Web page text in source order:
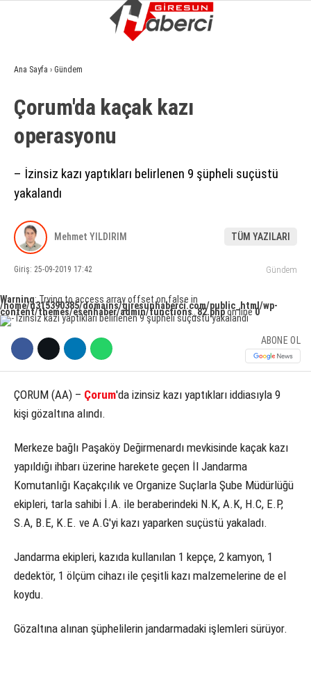
WhatsApp İhbar Hattı
Instagram
GÜNDEM
EKONOMI
SIYASET
ASAYIŞ
SPOR
YAŞAM
SAĞLIK
KÜLTÜR SANAT
Ana Sayfa › Gündem
Çorum'da kaçak kazı
operasyonu
– İzinsiz kazı yaptıkları belirlenen 9 şüpheli suçüstü
yakalandı
Mehmet YILDIRIM TÜM YAZILARI
Giriş: 25-09-2019 17:42 Gündem
Warning: Trying to access array offset on false in
/home/u315390385/domains/giresunhaberci.com/public_html/wp-
content/themes/esenhaber/admin/functions_82.phpon line0
ABONE OL
ÇORUM (AA) – Çorum'da izinsiz kazı yaptıkları iddiasıyla 9
kişi gözaltına alındı.
Merkeze bağlı Paşaköy Değirmenardı mevkisinde kaçak kazı
yapıldığı ihbarı üzerine harekete geçen İl Jandarma
Komutanlığı Kaçakçılık ve Organize Suçlarla Şube Müdürlüğü
ekipleri, tarla sahibi İ.A. ile beraberindeki N.K, A.K, H.C, E.P,
S.A, B.E, K.E. ve A.G'yi kazı yaparken suçüstü yakaladı.
Jandarma ekipleri, kazıda kullanılan 1 kepçe, 2 kamyon, 1
dedektör, 1 ölçüm cihazı ile çeşitli kazı malzemelerine de el
koydu.
Gözaltına alınan şüphelilerin jandarmadaki işlemleri sürüyor.